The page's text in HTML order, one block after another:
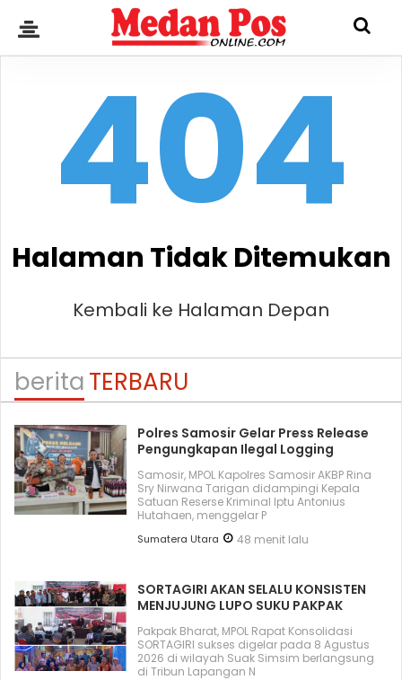
404
Halaman Tidak Ditemukan
Kembali ke Halaman Depan
beritaTERBARU
Polres Samosir Gelar Press Release
Pengungkapan Ilegal Logging
Samosir, MPOL Kapolres Samosir AKBP Rina
Sry Nirwana Tarigan didampingi Kepala
Satuan Reserse Kriminal Iptu Antonius
Hutahaen, menggelar P
Sumatera Utara 48 menit lalu
SORTAGIRI AKAN SELALU KONSISTEN
MENJUJUNG LUPO SUKU PAKPAK
Pakpak Bharat, MPOL Rapat Konsolidasi
SORTAGIRI sukses digelar pada 8 Agustus
2026 di wilayah Suak Simsim berlangsung
di Tribun Lapangan N